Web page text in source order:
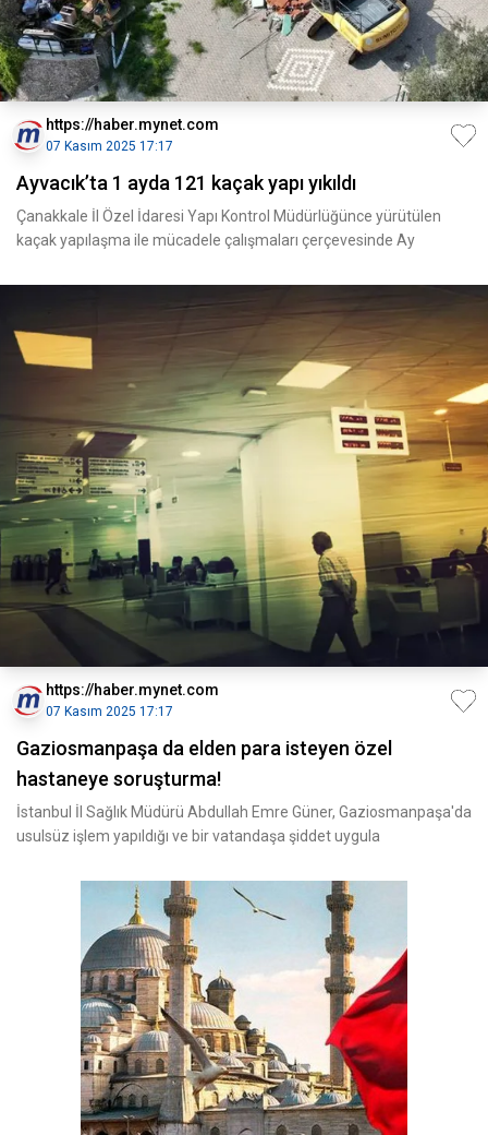
https://haber.mynet.com
07 Kasım 2025 17:17
Ayvacık’ta 1 ayda 121 kaçak yapı yıkıldı
Çanakkale İl Özel İdaresi Yapı Kontrol Müdürlüğünce yürütülen
kaçak yapılaşma ile mücadele çalışmaları çerçevesinde Ay
https://haber.mynet.com
07 Kasım 2025 17:17
Gaziosmanpaşa da elden para isteyen özel
hastaneye soruşturma!
İstanbul İl Sağlık Müdürü Abdullah Emre Güner, Gaziosmanpaşa'da
usulsüz işlem yapıldığı ve bir vatandaşa şiddet uygula